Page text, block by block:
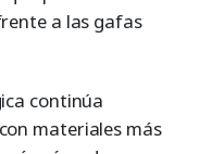
a las gafas
continúa
materiales más